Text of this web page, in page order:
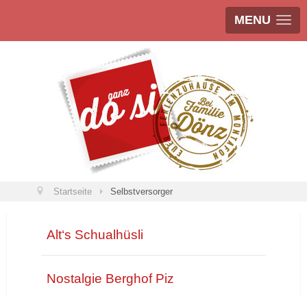
MENU
Startseite Selbstversorger
Alt‘s Schualhüsli
Nostalgie Berghof Piz